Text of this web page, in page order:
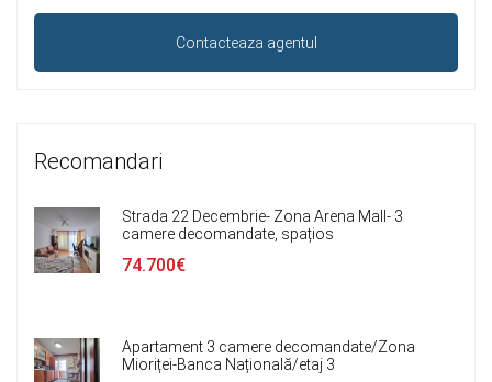
Recomandari
Strada 22 Decembrie- Zona Arena Mall- 3
camere decomandate, spațios
74.700€
Apartament 3 camere decomandate/Zona
Mioriței-Banca Națională/etaj 3